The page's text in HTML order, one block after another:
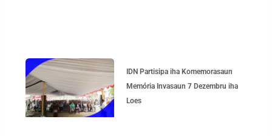
IDN Partisipa iha Komemorasaun
Memória Invasaun 7 Dezembru iha
Loes